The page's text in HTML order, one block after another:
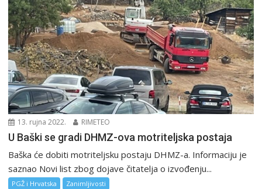
13. rujna 2022. RIMETEO
U Baški se gradi DHMZ-ova motriteljska postaja
Baška će dobiti motriteljsku postaju DHMZ-a. Informaciju je
saznao Novi list zbog dojave čitatelja o izvođenju...
PGŽ i Hrvatska Zanimljivosti